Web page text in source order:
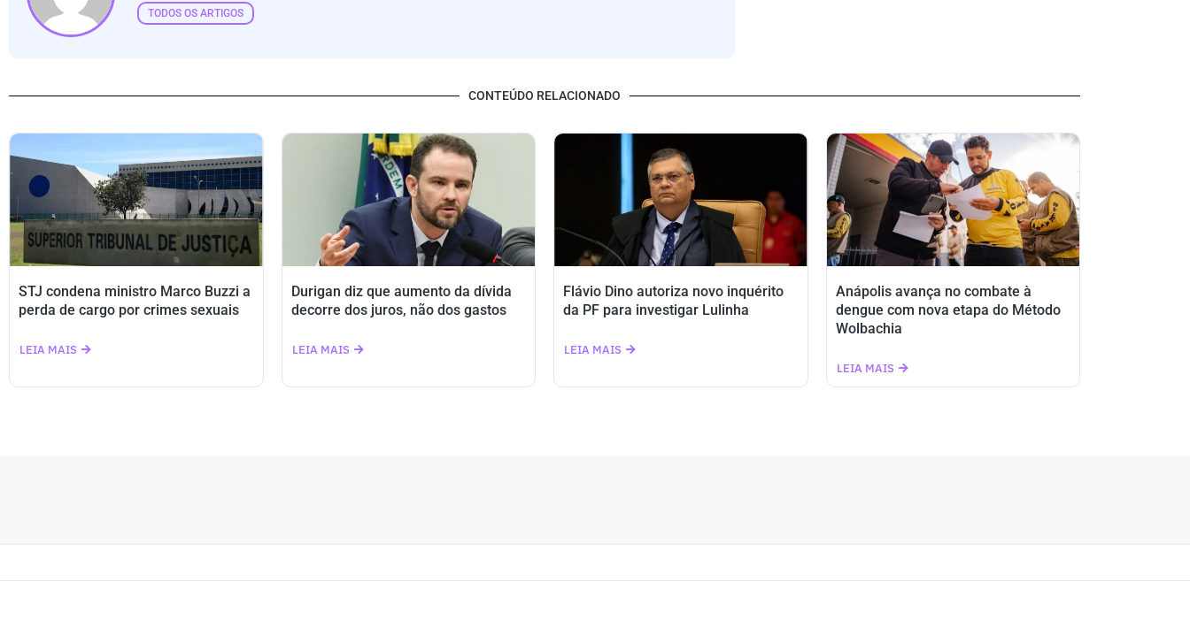
TODOS OS ARTIGOS
CONTEÚDO RELACIONADO
STJ condena ministro Marco Buzzi a
perda de cargo por crimes sexuais
LEIA MAIS
Durigan diz que aumento da dívida
decorre dos juros, não dos gastos
LEIA MAIS
Flávio Dino autoriza novo inquérito
da PF para investigar Lulinha
LEIA MAIS
Anápolis avança no combate à
dengue com nova etapa do Método
Wolbachia
LEIA MAIS